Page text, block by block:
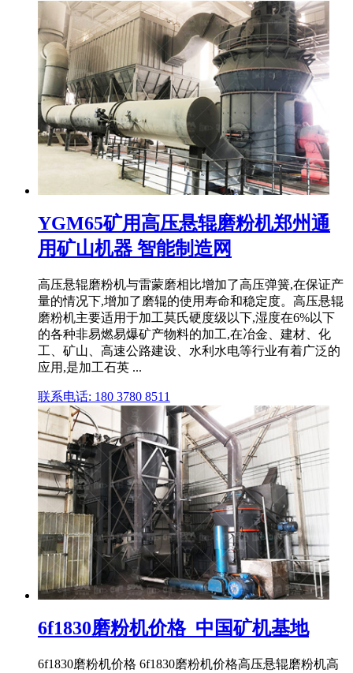
YGM65矿用高压悬辊磨粉机郑州通
用矿山机器 智能制造网
高压悬辊磨粉机与雷蒙磨相比增加了高压弹簧,在保证产
量的情况下,增加了磨辊的使用寿命和稳定度。高压悬辊
磨粉机主要适用于加工莫氏硬度级以下,湿度在6%以下
的各种非易燃易爆矿产物料的加工,在冶金、建材、化
工、矿山、高速公路建设、水利水电等行业有着广泛的
应用,是加工石英 ...
联系电话: 180 3780 8511
6f1830磨粉机价格_中国矿机基地
6f1830磨粉机价格 6f1830磨粉机价格高压悬辊磨粉机高